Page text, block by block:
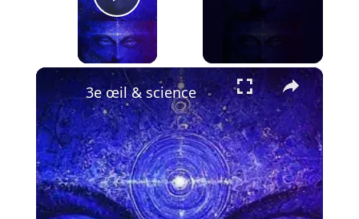
Play Video
×
3e œil & science